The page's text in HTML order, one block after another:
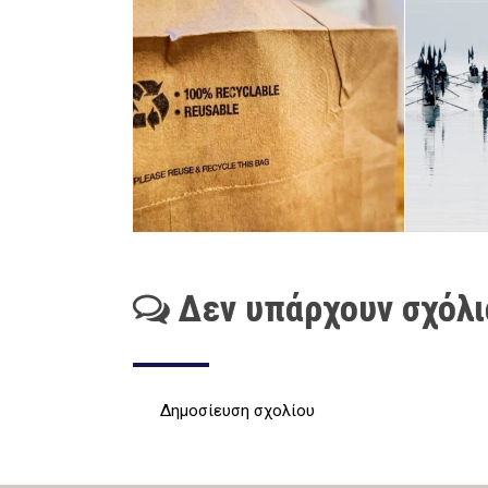
Δεν υπάρχουν
Δημοσίευση σχολίου